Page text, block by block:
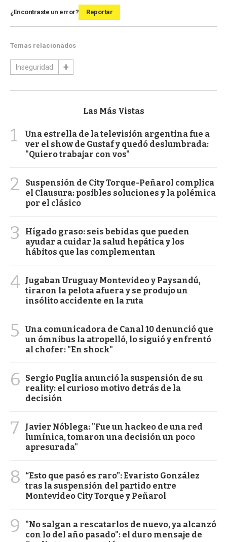
¿Encontraste un error? Reportar
Temas relacionados
Inseguridad
Las Más Vistas
1
Una estrella de la televisión argentina fue a
ver el show de Gustaf y quedó deslumbrada:
"Quiero trabajar con vos"
2
Suspensión de City Torque-Peñarol complica
el Clausura: posibles soluciones y la polémica
por el clásico
3
Hígado graso: seis bebidas que pueden
ayudar a cuidar la salud hepática y los
hábitos que las complementan
4 Jugaban Uruguay Montevideo y Paysandú,
tiraron la pelota afuera y se produjo un
insólito accidente en la ruta
5
Una comunicadora de Canal 10 denunció que
un ómnibus la atropelló, lo siguió y enfrentó
al chofer: "En shock"
6
Sergio Puglia anunció la suspensión de su
reality: el curioso motivo detrás de la
decisión
7
Javier Nóblega: "Fue un hackeo de una red
lumínica, tomaron una decisión un poco
apresurada"
8
“Esto que pasó es raro”: Evaristo González
tras la suspensión del partido entre
Montevideo City Torque y Peñarol
9
"No salgan a rescatarlos de nuevo, ya alcanzó
con lo del año pasado": el duro mensaje de